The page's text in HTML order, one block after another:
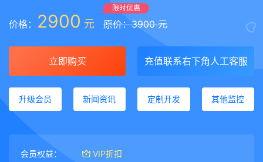
价格： 2900 元
限时优惠
原价：3900 元
立即购买 充值联系右下角人工客服
升级会员 新闻资讯 定制开发 其他监控
会员权益： VIP折扣